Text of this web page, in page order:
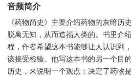
音频简介
《药物简史》主要介绍药物的灰暗历
脱离无知，从而造福人类的。书里介
程，作者希望这本书能够让人认识到
该接受检验。他写这本书的另一个目
历史，来说明一个观点：决定了药物